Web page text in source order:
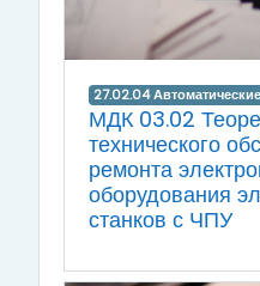
27.02.04
МДК 03.02
технического
ремонта
оборудования
станков с ЧПУ